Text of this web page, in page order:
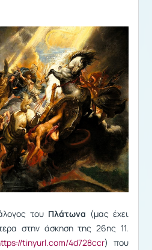
του Πλάτωνα (μας έχει
στην άσκηση της 26ης 11.
tinyurl.com/4d728ccr) που